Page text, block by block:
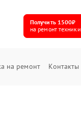
Получить 1500₽
на ремонт техники
на ремонт Контакты